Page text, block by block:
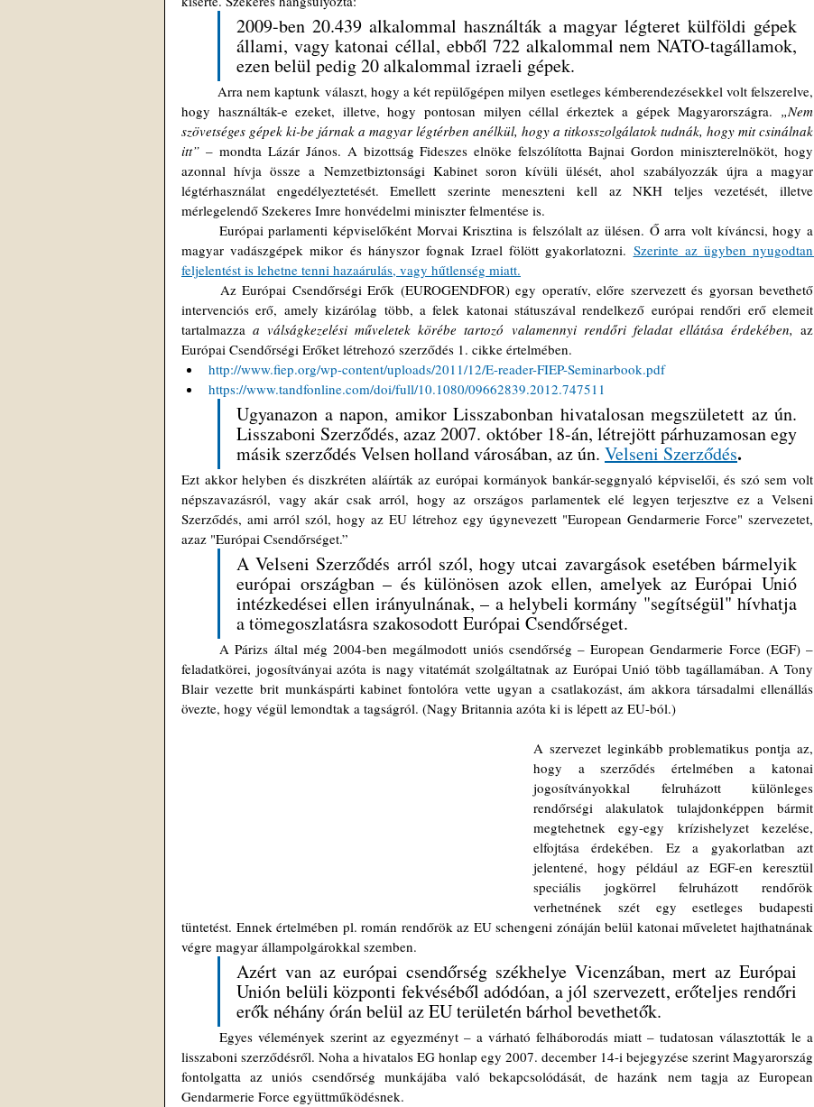
2009-ben 20.439 alkalommal használták a magyar légteret külföldi gépek
állami, vagy katonai céllal, ebből 722 alkalommal nem NATO-tagállamok,
ezen belül pedig 20 alkalommal izraeli gépek.
	Arra nem kaptunk választ, hogy a két repülőgépen milyen esetleges kémberendezésekkel volt felszerelve,
hogy használták-e ezeket, illetve, hogy pontosan milyen céllal érkeztek a gépek Magyarországra. „Nem
szövetséges gépek ki-be járnak a magyar légtérben anélkül, hogy a titkosszolgálatok tudnák, hogy mit csinálnak
itt” – mondta Lázár János. A bizottság Fideszes elnöke felszólította Bajnai Gordon miniszterelnököt, hogy
azonnal hívja össze a Nemzetbiztonsági Kabinet soron kívüli ülését, ahol szabályozzák újra a magyar
légtérhasználat engedélyeztetését. Emellett szerinte meneszteni kell az NKH teljes vezetését, illetve
mérlegelendő Szekeres Imre honvédelmi miniszter felmentése is.
magyar vadászgépek mikor és hányszor fognak Izrael fölött gyakorlatozni. Szerinte az ügyben nyugodtan
feljelentést is lehetne tenni hazaárulás, vagy hűtlenség miatt.
intervenciós erő, amely kizárólag több, a felek katonai státuszával rendelkező európai rendőri erő elemeit
tartalmazza a válságkezelési műveletek körébe tartozó valamennyi rendőri feladat ellátása érdekében, az
Európai Csendőrségi Erőket létrehozó szerződés 1. cikke értelmében.
http://www.fiep.org/wp-content/uploads/2011/12/E-reader-FIEP-Seminarbook.pdf
https://www.tandfonline.com/doi/full/10.1080/09662839.2012.747511
Ugyanazon a napon, amikor Lisszabonban hivatalosan megszületett az ún.
Lisszaboni Szerződés, azaz 2007. október 18-án, létrejött párhuzamosan egy
másik szerződés Velsen holland városában, az ún. Velseni Szerződés.
Ezt akkor helyben és diszkréten aláírták az európai kormányok bankár-seggnyaló képviselői, és szó sem volt
népszavazásról, vagy akár csak arról, hogy az országos parlamentek elé legyen terjesztve ez a Velseni
Szerződés, ami arról szól, hogy az EU létrehoz egy úgynevezett "European Gendarmerie Force" szervezetet,
azaz "Európai Csendőrséget.”
A Velseni Szerződés arról szól, hogy utcai zavargások esetében bármelyik
európai országban – és különösen azok ellen, amelyek az Európai Unió
intézkedései ellen irányulnának, – a helybeli kormány "segítségül" hívhatja
a tömegoszlatásra szakosodott Európai Csendőrséget.
	A Párizs által még 2004-ben megálmodott uniós csendőrség – European Gendarmerie Force (EGF) –
feladatkörei, jogosítványai azóta is nagy vitatémát szolgáltatnak az Európai Unió több tagállamában. A Tony
Blair vezette brit munkáspárti kabinet fontolóra vette ugyan a csatlakozást, ám akkora társadalmi ellenállás
övezte, hogy végül lemondtak a tagságról. (Nagy Britannia azóta ki is lépett az EU-ból.)
A szervezet leginkább problematikus pontja az,
hogy a szerződés értelmében a katonai
jogosítványokkal felruházott különleges
rendőrségi alakulatok tulajdonképpen bármit
megtehetnek egy-egy krízishelyzet kezelése,
elfojtása érdekében. Ez a gyakorlatban azt
jelentené, hogy például az EGF-en keresztül
speciális jogkörrel felruházott rendőrök
verhetnének szét egy esetleges budapesti
tüntetést. Ennek értelmében pl. román rendőrök az EU schengeni zónáján belül katonai műveletet hajthatnának
végre magyar állampolgárokkal szemben.
Azért van az európai csendőrség székhelye Vicenzában, mert az Európai
Unión belüli központi fekvéséből adódóan, a jól szervezett, erőteljes rendőri
erők néhány órán belül az EU területén bárhol bevethetők.
lisszaboni szerződésről. Noha a hivatalos EG honlap egy 2007. december 14-i bejegyzése szerint Magyarország
fontolgatta az uniós csendőrség munkájába való bekapcsolódását, de hazánk nem tagja az European
Gendarmerie Force együttműködésnek.